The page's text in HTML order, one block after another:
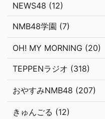
NEWS48 (12)
NMB48学園 (7)
OH! MY MORNING (20)
TEPPENラジオ (318)
おやすみNMB48 (207)
きゅんごる (12)